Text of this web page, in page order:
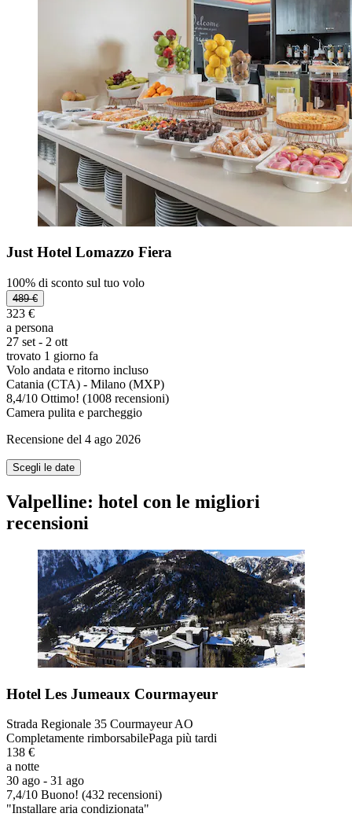
Just Hotel Lomazzo Fiera
100% di sconto sul tuo volo
489 €
323 €
a persona
27 set - 2 ott
trovato 1 giorno fa
Volo andata e ritorno incluso
Catania (CTA) - Milano (MXP)
8,4/10 Ottimo! (1008 recensioni)
Camera pulita e parcheggio
Recensione del 4 ago 2026
Scegli le date
Valpelline: hotel con le migliori
recensioni
Hotel Les Jumeaux Courmayeur
Strada Regionale 35 Courmayeur AO
Completamente rimborsabilePaga più tardi
138 €
a notte
30 ago - 31 ago
7,4/10 Buono! (432 recensioni)
"Installare aria condizionata"